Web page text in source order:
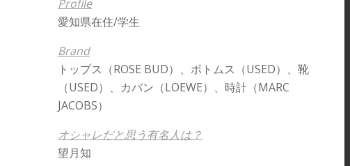
Profile
愛知県在住/学生
Brand
トップス（ROSE BUD）、ボトムス（USED）、靴
（USED）、カバン（LOEWE）、時計（MARC
JACOBS）
オシャレだと思う有名人は？
望月知